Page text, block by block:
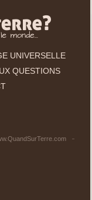
UNIVERSELLE
QUESTIONS